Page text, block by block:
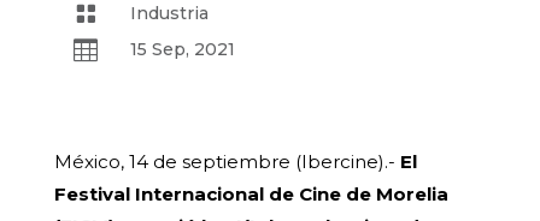
 Industria
 15 Sep, 2021
México, 14 de septiembre (Ibercine).- El
Festival Internacional de Cine de Morelia